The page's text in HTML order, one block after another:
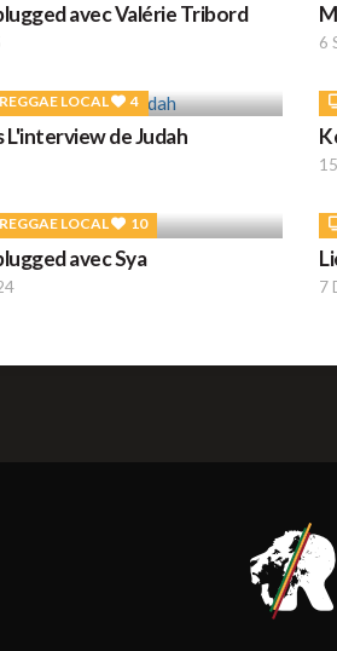
avec Valérie Tribord
6
LOCAL 4
L'interview de Judah
LOCAL 10
avec Sya
7